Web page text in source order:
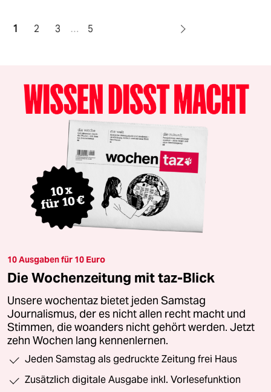
1 2 3 … 5
10 Ausgaben für 10 Euro
Die Wochenzeitung mit taz-Blick
Unsere wochentaz bietet jeden Samstag
Journalismus, der es nicht allen recht macht und
Stimmen, die woanders nicht gehört werden. Jetzt
zehn Wochen lang kennenlernen.
Jeden Samstag als gedruckte Zeitung frei Haus
Zusätzlich digitale Ausgabe inkl. Vorlesefunktion